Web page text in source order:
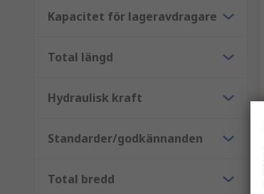
Kapacitet för lageravdragare
Total längd
Hydraulisk kraft
Standarder/godkännanden
Total bredd